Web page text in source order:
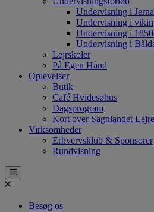
Undervisning i
Undervisning i
Undervisning i
Undervisning i
Lejrskoler
På Egen Hånd
Oplevelser
Butik
Café Hvidesøhus
Dagsprogram
Kort over Sagnlandet Lejre
Virksomheder
Erhvervsklub & Sponsorer
Rundvisning
Besøg os